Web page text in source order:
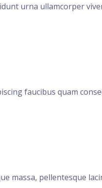
urna ullamcorper
faucibus quam
massa, pellentesque